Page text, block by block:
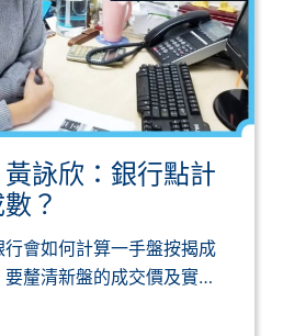
黃詠欣：銀行點計
？
會如何計算一手盤按揭成
釐清新盤的成交價及實際